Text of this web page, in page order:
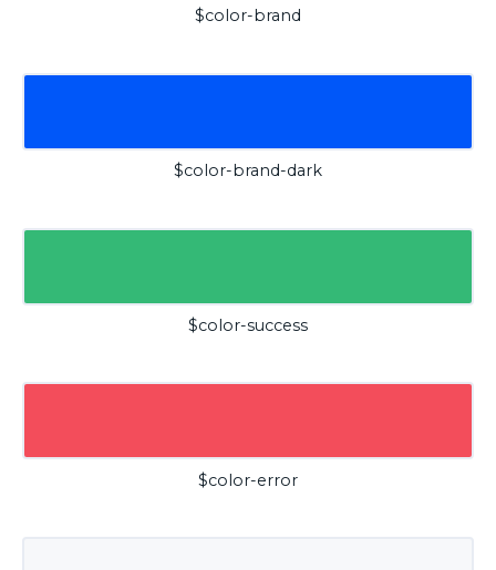
$color-brand
$color-brand-dark
$color-success
$color-error